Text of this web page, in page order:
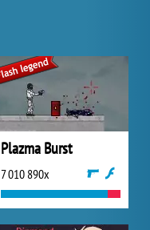
Plazma Burst
7 010 890x